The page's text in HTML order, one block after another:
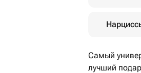
Самый
лучший